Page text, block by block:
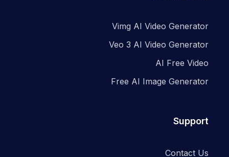
Vimg AI Video Generator
Veo 3 AI Video Generator
AI Free Video
Free AI Image Generator
Support
Contact Us